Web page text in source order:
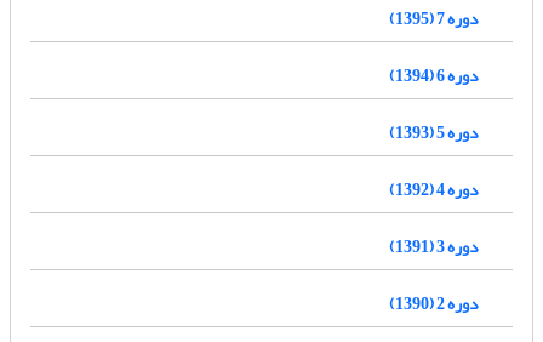
دوره 7 (1395)
دوره 6 (1394)
دوره 5 (1393)
دوره 4 (1392)
دوره 3 (1391)
دوره 2 (1390)